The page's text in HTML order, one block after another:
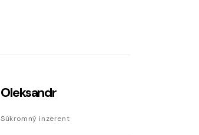
Oleksandr
Súkromný inzerent